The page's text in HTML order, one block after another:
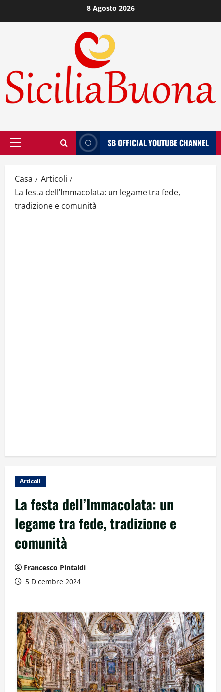
al
8 Agosto 2026
Menù
SB OFFICIAL YOUTUBE CHANNEL
Casa
Articoli
La festa dell’Immacolata: un legame tra fede,
tradizione e comunità
Articoli
La festa dell’Immacolata: un
legame tra fede, tradizione e
comunità
Francesco Pintaldi
5 Dicembre 2024